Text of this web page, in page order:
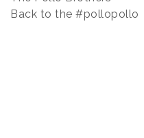
Back to the #pollopollo